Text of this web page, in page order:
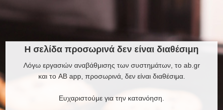
Η σελίδα προσωρινά δεν είναι διαθέσιμη
Λόγω εργασιών αναβάθμισης των συστημάτων, το ab.gr
και το AB app, προσωρινά, δεν είναι διαθέσιμα.
Ευχαριστούμε για την κατανόηση.